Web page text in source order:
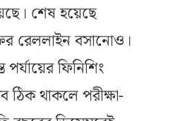
শেষ হয়েছে
রেললাইন বসানোও।
ফিনিশিং
ঠিক থাকলে পরীক্ষা-